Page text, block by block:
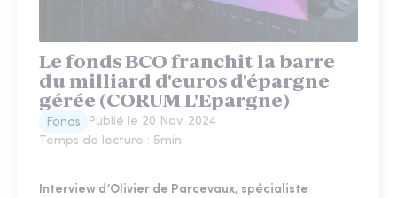
Le fonds BCO franchit la barre
du milliard d'euros d'épargne
gérée (CORUM L'Epargne)
Fonds Publié le 20 Nov. 2024
Temps de lecture : 5min
Interview d’Olivier de Parcevaux, spécialiste